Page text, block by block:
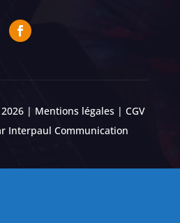
| Mentions légales| CGV
Interpaul Communication